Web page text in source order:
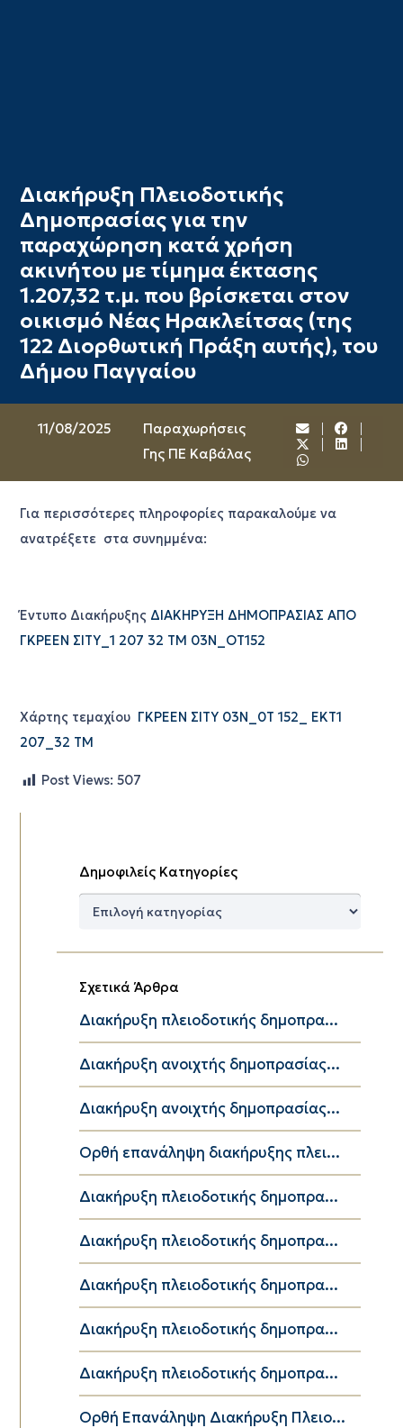
Διακήρυξη Πλειοδοτικής
Δημοπρασίας για την
παραχώρηση κατά χρήση
ακινήτου με τίμημα έκτασης
1.207,32 τ.μ. που βρίσκεται στον
οικισμό Νέας Ηρακλείτσας (της
122 Διορθωτική Πράξη αυτής), του
Δήμου Παγγαίου
11/08/2025
Παραχωρήσεις
Γης ΠΕ Καβάλας
Για περισσότερες πληροφορίες παρακαλούμε να
ανατρέξετε στα συνημμένα:
Έντυπο Διακήρυξης ΔΙΑΚΗΡΥΞΗ ΔΗΜΟΠΡΑΣΙΑΣ ΑΠΟ
ΓΚΡΕΕΝ ΣΙΤΥ_1 207 32 ΤΜ 03Ν_ΟΤ152
Χάρτης τεμαχίου ΓΚΡΕΕΝ ΣΙΤΥ 03Ν_0Τ 152_ ΕΚΤ1
207_32 ΤΜ
Post Views: 507
Δημοφιλείς Κατηγορίες
Δημοφιλείς
Σχετικά Άρθρα
Διακήρυξη πλειοδοτικής δημοπρα...
Διακήρυξη ανοιχτής δημοπρασίας...
Διακήρυξη ανοιχτής δημοπρασίας...
Ορθή επανάληψη διακήρυξης πλει...
Διακήρυξη πλειοδοτικής δημοπρα...
Διακήρυξη πλειοδοτικής δημοπρα...
Διακήρυξη πλειοδοτικής δημοπρα...
Διακήρυξη πλειοδοτικής δημοπρα...
Διακήρυξη πλειοδοτικής δημοπρα...
Ορθή Επανάληψη Διακήρυξη Πλειο...